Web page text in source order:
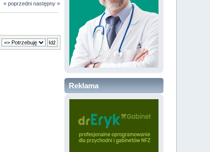
« poprzedni następny »
Reklama